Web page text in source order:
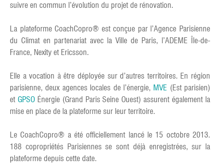
suivre en commun l’évolution du projet de rénovation.
La plateforme CoachCopro® est conçue par l’Agence Parisienne
du Climat en partenariat avec la Ville de Paris, l’ADEME Île-de-
France, Nexity et Ericsson.
Elle a vocation à être déployée sur d’autres territoires. En région
parisienne, deux agences locales de l’énergie, MVE (Est parisien)
et GPSOÉnergie (Grand Paris Seine Ouest) assurent également la
mise en place de la plateforme sur leur territoire.
Le CoachCopro® a été officiellement lancé le 15 octobre 2013.
188 copropriétés Parisiennes se sont déjà enregistrées, sur la
plateforme depuis cette date.